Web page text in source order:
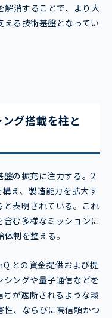
解消することで、より大
る技術基盤となってい
グ搭載を柱と
の拡充に注力する。2
え、製造能力を拡大す
表明されている。これ
む多様なミッションに
制を整える。
との資金提供および提
ングや量子通信などを
が遮断されるような環
、ならびに高信頼かつ